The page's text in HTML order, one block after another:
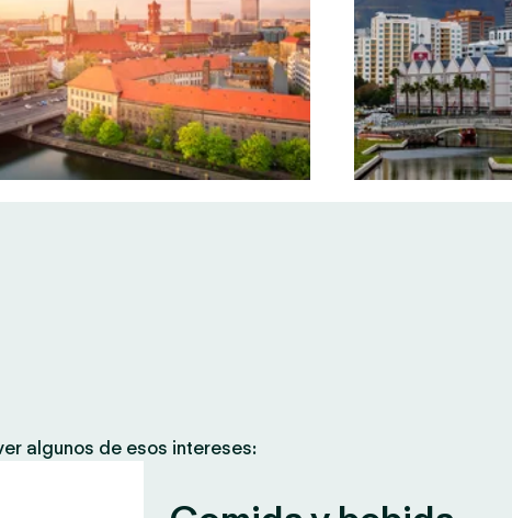
algunos de esos intereses: